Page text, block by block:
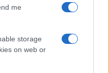
me
storage
on web or